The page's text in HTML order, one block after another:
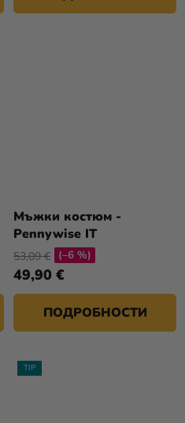
Мъжки костюм -
Pennywise IT
49,90 €
53,09 € (–6 %)
ПОДРОБНОСТИ
TIP